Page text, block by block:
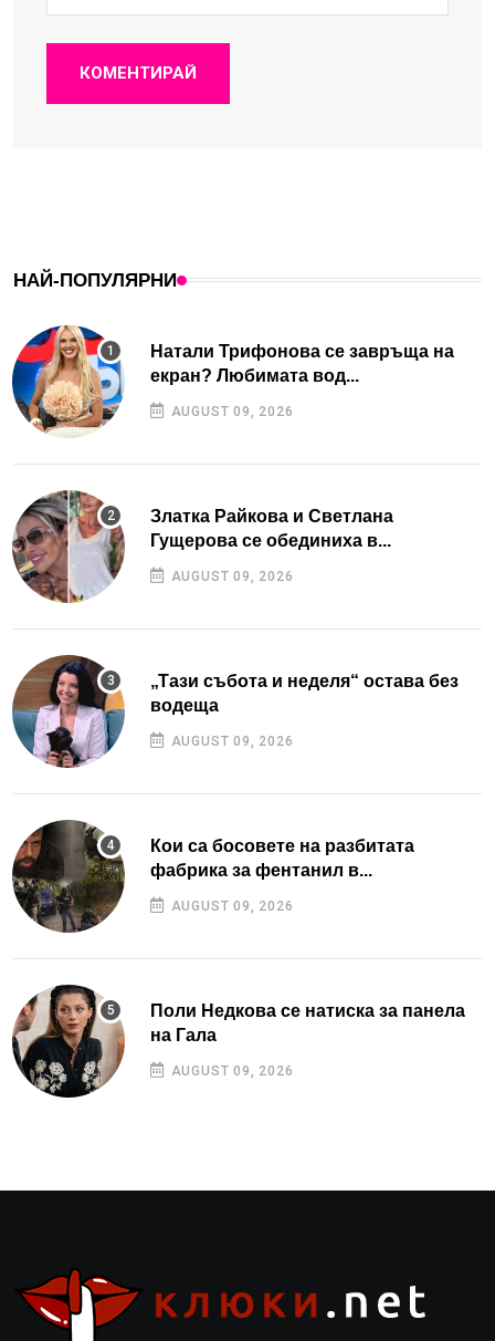
КОМЕНТИРАЙ
НАЙ-ПОПУЛЯРНИ
Натали Трифонова се завръща на
екран? Любимата вод...
AUGUST 09, 2026
Златка Райкова и Светлана
Гущерова се обединиха в...
AUGUST 09, 2026
„Тази събота и неделя“ остава без
водеща
AUGUST 09, 2026
Кои са босовете на разбитата
фабрика за фентанил в...
AUGUST 09, 2026
Поли Недкова се натиска за панела
на Гала
AUGUST 09, 2026